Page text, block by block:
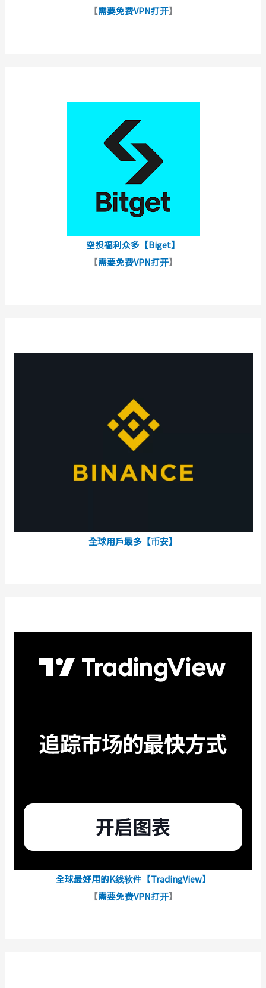
【需要免费VPN打开】
空投福利众多【Biget】
【需要免费VPN打开】
全球用戶最多【币安】
全球最好用的K线软件【TradingView】
【需要免费VPN打开】